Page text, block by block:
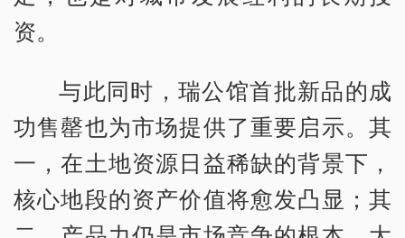
资。
与此同时，瑞公馆首批新品的成
功售罄也为市场提供了重要启示。其
一，在土地资源日益稀缺的背景下，
核心地段的资产价值将愈发凸显；其